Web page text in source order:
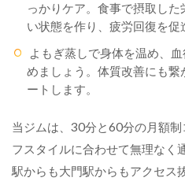
っかりケア。食事で摂取し
い状態を作り、疲労回復を促
よもぎ蒸しで身体を温め、
めましょう。体質改善にも
ートします。
当ジムは、30分と60分の月額
フスタイルに合わせて無理なく
駅からも大門駅からもアクセス